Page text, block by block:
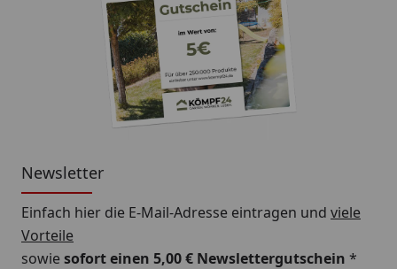
Newsletter
Einfach hier die E-Mail-Adresse eintragen und viele
Vorteile
sowiesofort einen 5,00 € Newslettergutschein *